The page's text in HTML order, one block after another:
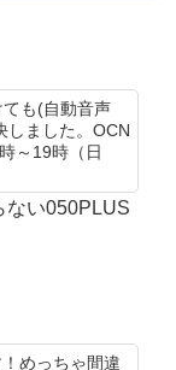
も(自動音声
しました。OCN
～19時（日
ない050PLUS
めっちゃ間違